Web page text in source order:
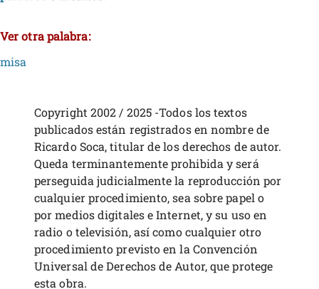
Ver otra palabra:
misa
Copyright 2002 / 2025 -Todos los textos
publicados están registrados en nombre de
Ricardo Soca, titular de los derechos de autor.
Queda terminantemente prohibida y será
perseguida judicialmente la reproducción por
cualquier procedimiento, sea sobre papel o
por medios digitales e Internet, y su uso en
radio o televisión, así como cualquier otro
procedimiento previsto en la Convención
Universal de Derechos de Autor, que protege
esta obra.